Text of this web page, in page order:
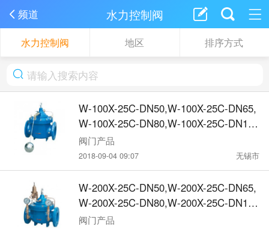
频道 水力控制阀
水力控制阀 地区 排序方式
W-100X-25C-DN50,W-100X-25C-DN65,
W-100X-25C-DN80,W-100X-25C-DN10
0,水力控制阀
阀门产品
2018-09-04 09:07 无锡市
W-200X-25C-DN50,W-200X-25C-DN65,
W-200X-25C-DN80,W-200X-25C-DN10
0,水力控制阀
阀门产品